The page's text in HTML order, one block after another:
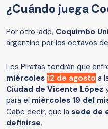
¿Cuándo juega
Por otro lado, Coquimbo
argentino por los octavos
Los Piratas tendrán que
miércoles 12 de agosto a
Ciudad de Vicente López
para el miércoles 19 del
Cabe decir, que la sede de
definirse.